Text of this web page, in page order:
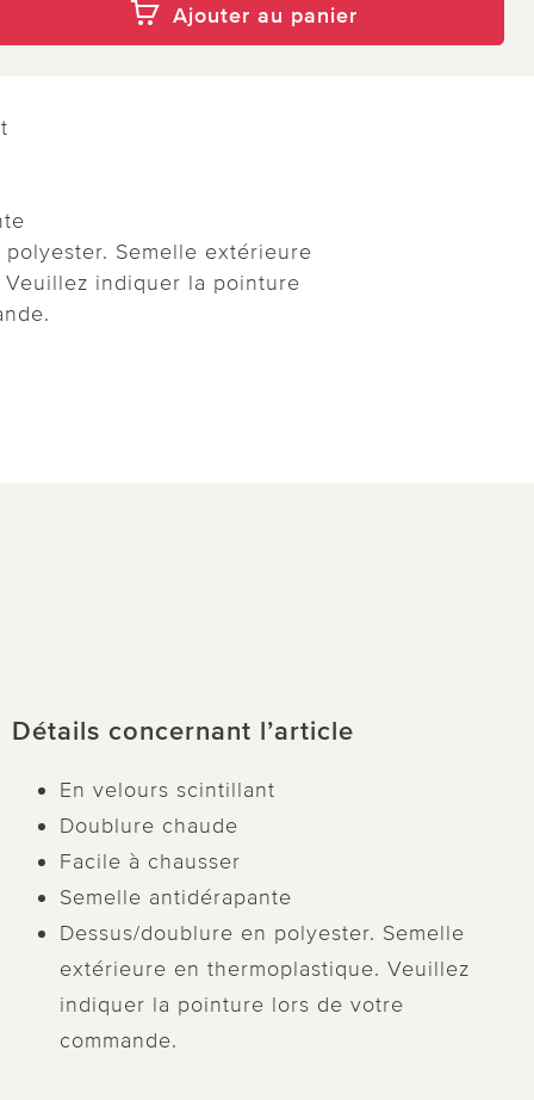
Ajouter au panier
Semelle extérieure
indiquer la pointure
Détails concernant l’article
En velours scintillant
Doublure chaude
Facile à chausser
Semelle antidérapante
Dessus/doublure en polyester. Semelle
extérieure en thermoplastique. Veuillez
indiquer la pointure lors de votre
commande.